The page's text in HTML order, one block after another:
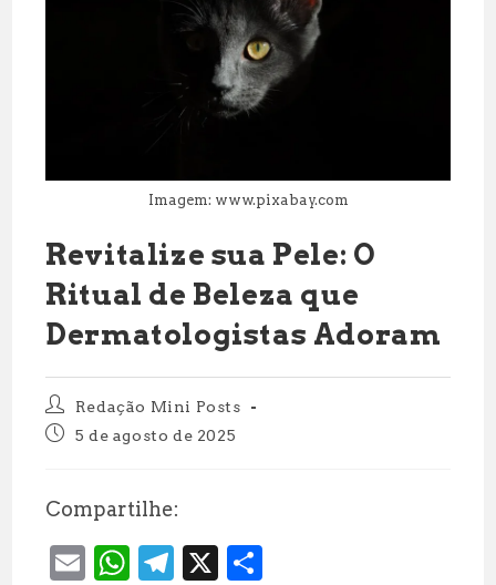
Imagem: www.pixabay.com
Revitalize sua Pele: O
Ritual de Beleza que
Dermatologistas Adoram
Autor
do
post:
Redação Mini Posts
Post5 de agosto de 2025
Compartilhe:
E
W T
X